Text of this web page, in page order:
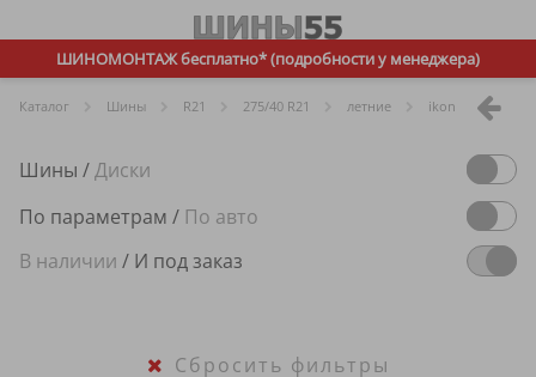
ШИНОМОНТАЖ бесплатно* (подробности у менеджера)
Каталог Шины R21 275/40 R21 летние ikon
Шины /Диски
По параметрам / По авто
В наличии / И под заказ
Сбросить фильтры